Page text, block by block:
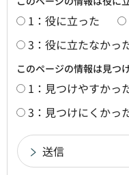
1：役に立った
3：役に立たなかっ
このページの情報は見つ
1：見つけやすかっ
3：見つけにくかっ